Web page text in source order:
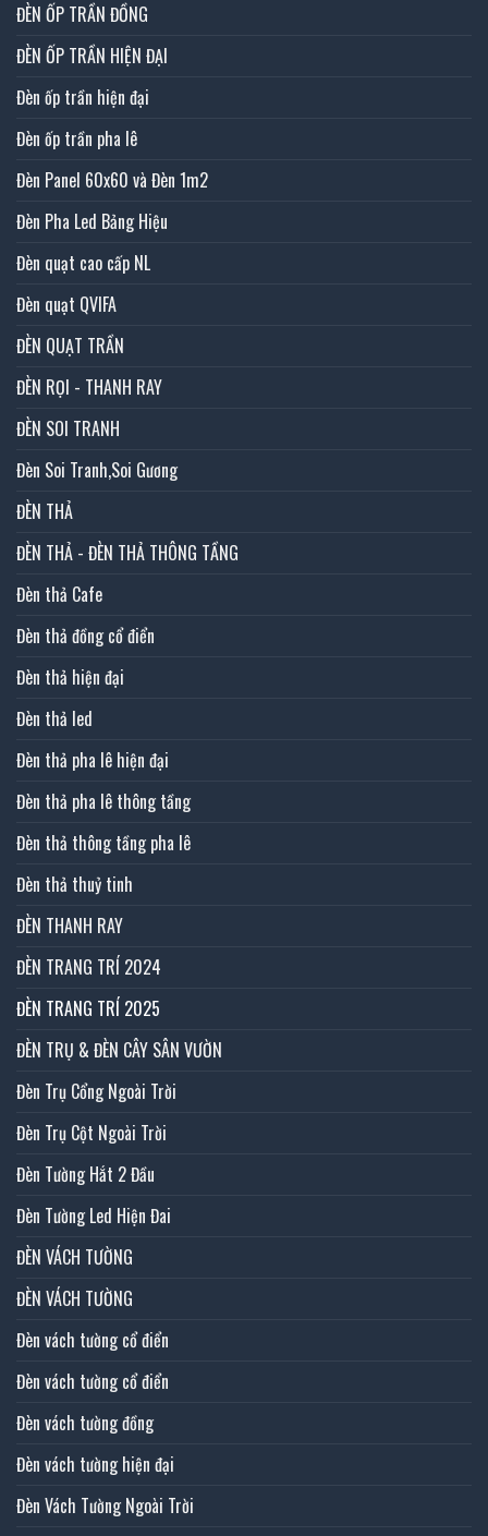
ĐÈN ỐP TRẦN ĐỒNG
ĐÈN ỐP TRẦN HIỆN ĐẠI
Đèn ốp trần hiện đại
Đèn ốp trần pha lê
Đèn Panel 60x60 và Đèn 1m2
Đèn Pha Led Bảng Hiệu
Đèn quạt cao cấp NL
Đèn quạt QVIFA
ĐÈN QUẠT TRẦN
ĐÈN RỌI - THANH RAY
ĐÈN SOI TRANH
Đèn Soi Tranh,Soi Gương
ĐÈN THẢ
ĐÈN THẢ - ĐÈN THẢ THÔNG TẦNG
Đèn thả Cafe
Đèn thả đồng cổ điển
Đèn thả hiện đại
Đèn thả led
Đèn thả pha lê hiện đại
Đèn thả pha lê thông tầng
Đèn thả thông tầng pha lê
Đèn thả thuỷ tinh
ĐÈN THANH RAY
ĐÈN TRANG TRÍ 2024
ĐÈN TRANG TRÍ 2025
ĐÈN TRỤ & ĐÈN CÂY SÂN VƯỜN
Đèn Trụ Cổng Ngoài Trời
Đèn Trụ Cột Ngoài Trời
Đèn Tường Hắt 2 Đầu
Đèn Tường Led Hiện Đai
ĐÈN VÁCH TƯỜNG
ĐÈN VÁCH TƯỜNG
Đèn vách tường cổ điển
Đèn vách tường cổ điển
Đèn vách tường đồng
Đèn vách tường hiện đại
Đèn Vách Tường Ngoài Trời